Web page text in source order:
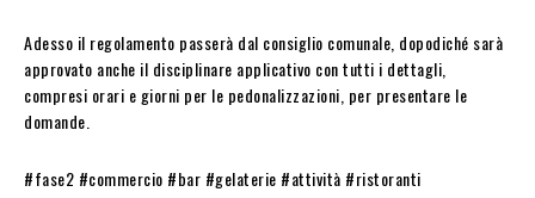
Adesso il regolamento passerà dal consiglio comunale, dopodiché sarà
approvato anche il disciplinare applicativo con tutti i dettagli,
compresi orari e giorni per le pedonalizzazioni, per presentare le
domande.
#fase2 #commercio #bar #gelaterie #attività #ristoranti